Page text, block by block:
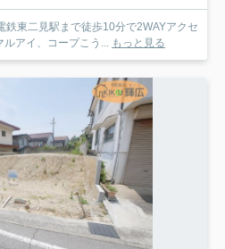
東二見駅まで徒歩10分で2WAYアクセ
ルアイ、コープこう... もっと見る